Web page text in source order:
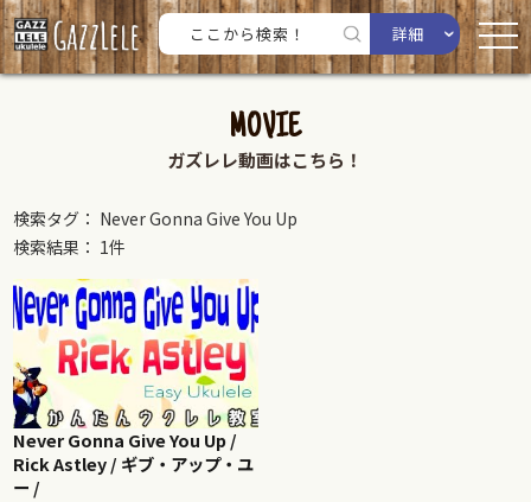
詳細
MOVIE
ガズレレ動画はこちら！
検索タグ： Never Gonna Give You Up
検索結果： 1件
Never Gonna Give You Up /
Rick Astley / ギブ・アップ・ユ
ー /